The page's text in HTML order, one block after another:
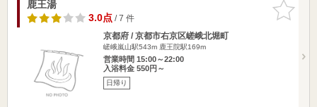
お気に入
りに追加
鹿王湯
3.0点/ 7 件
京都府 / 京都市右京区嵯峨北堀町
嵯峨嵐山駅543m 鹿王院駅169m
営業時間 15:00～22:00
入浴料金 550円～
日帰り